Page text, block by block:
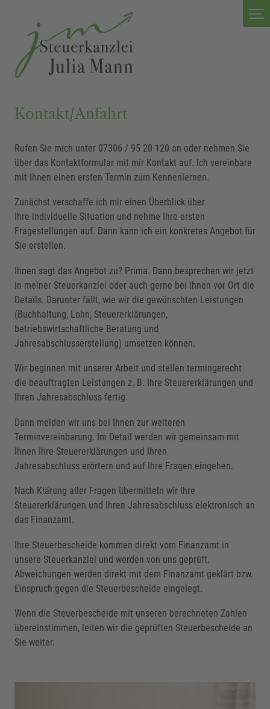
Kontakt/Anfahrt
Rufen Sie mich unter 07306 / 95 20 120 an oder nehmen Sie
über das Kontaktformular mit mir Kontakt auf. Ich vereinbare
mit Ihnen einen ersten Termin zum Kennenlernen.
Zunächst verschaffe ich mir einen Überblick über
Ihre individuelle Situation und nehme Ihre ersten
Fragestellungen auf. Dann kann ich ein konkretes Angebot für
Sie erstellen.
Ihnen sagt das Angebot zu? Prima. Dann besprechen wir jetzt
in meiner Steuerkanzlei oder auch gerne bei Ihnen vor Ort die
Details. Darunter fällt, wie wir die gewünschten Leistungen
(Buchhaltung, Lohn, Steuererklärungen,
betriebswirtschaftliche Beratung und
Jahresabschlusserstellung) umsetzen können.
Wir beginnen mit unserer Arbeit und stellen termingerecht
die beauftragten Leistungen z. B. Ihre Steuererklärungen und
Ihren Jahresabschluss fertig.
Dann melden wir uns bei Ihnen zur weiteren
Terminvereinbarung. Im Detail werden wir gemeinsam mit
Ihnen Ihre Steuererklärungen und Ihren
Jahresabschluss erörtern und auf Ihre Fragen eingehen.
Nach Klärung aller Fragen übermitteln wir Ihre
Steuererklärungen und Ihren Jahresabschluss elektronisch an
das Finanzamt.
Ihre Steuerbescheide kommen direkt vom Finanzamt in
unsere Steuerkanzlei und werden von uns geprüft.
Abweichungen werden direkt mit dem Finanzamt geklärt bzw.
Einspruch gegen die Steuerbescheide eingelegt.
Wenn die Steuerbescheide mit unseren berechneten Zahlen
übereinstimmen, leiten wir die geprüften Steuerbescheide an
Sie weiter.